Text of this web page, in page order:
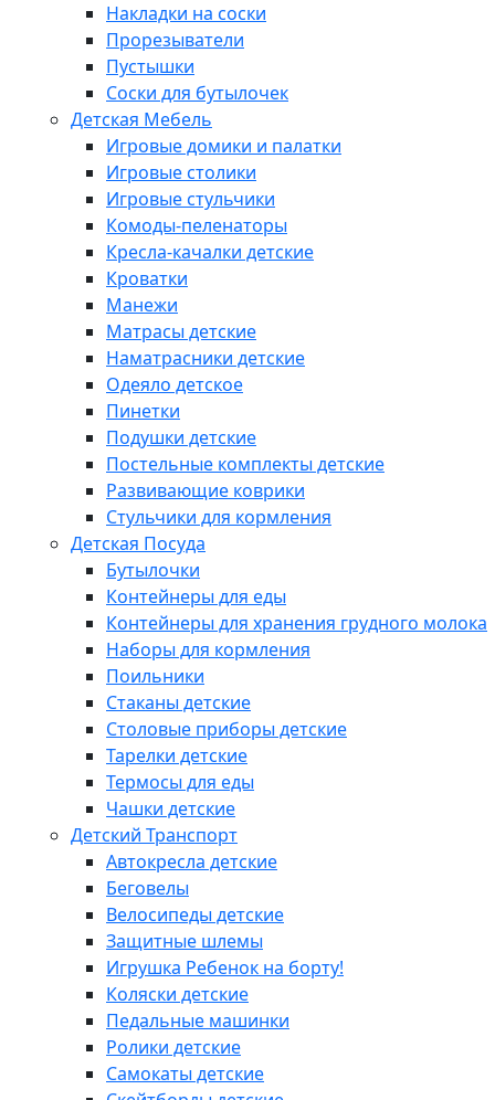
Накладки на соски
Прорезыватели
Пустышки
Соски для бутылочек
Детская Мебель
Игровые домики и палатки
Игровые столики
Игровые стульчики
Комоды-пеленаторы
Кресла-качалки детские
Кроватки
Манежи
Матрасы детские
Наматрасники детские
Одеяло детское
Пинетки
Подушки детские
Постельные комплекты детские
Развивающие коврики
Стульчики для кормления
Детская Посуда
Бутылочки
Контейнеры для еды
Контейнеры для хранения грудного молока
Наборы для кормления
Поильники
Стаканы детские
Столовые приборы детские
Тарелки детские
Термосы для еды
Чашки детские
Детский Транспорт
Автокресла детские
Беговелы
Велосипеды детские
Защитные шлемы
Игрушка Ребенок на борту!
Коляски детские
Педальные машинки
Ролики детские
Самокаты детские